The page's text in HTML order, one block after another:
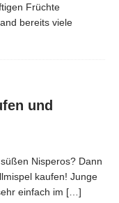
Früchte
bereits viele
und
Nisperos? Dann
kaufen! Junge
einfach im […]